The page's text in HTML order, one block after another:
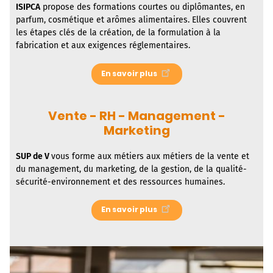
ISIPCApropose des formations courtes ou diplômantes, en
parfum, cosmétique et arômes alimentaires. Elles couvrent
les étapes clés de la création, de la formulation à la
fabrication et aux exigences réglementaires.
En savoir plus
Vente - RH - Management -
Marketing
SUP de Vvous forme aux métiers aux métiers de la vente et
du management, du marketing, de la gestion, de la qualité-
sécurité-environnement et des ressources humaines.
En savoir plus